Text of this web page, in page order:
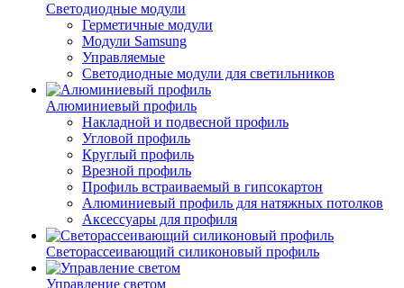
Светодиодные модули
Герметичные модули
Модули Samsung
Управляемые
Светодиодные модули для светильников
Алюминиевый профиль
Накладной и подвесной профиль
Угловой профиль
Круглый профиль
Врезной профиль
Профиль встраиваемый в гипсокартон
Алюминиевый профиль для натяжных потолков
Аксессуары для профиля
Светорассеивающий силиконовый профиль
Управление светом